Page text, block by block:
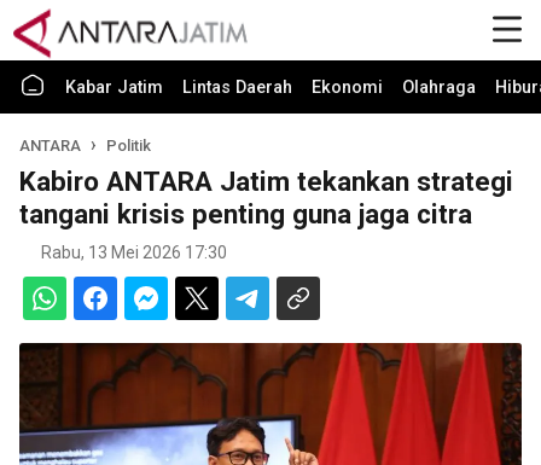
Kabar Jatim Lintas Daerah Ekonomi Olahraga
ANTARA Politik
Kabiro ANTARA Jatim tekankan strategi
tangani krisis penting guna jaga citra
Rabu, 13 Mei 2026 17:30